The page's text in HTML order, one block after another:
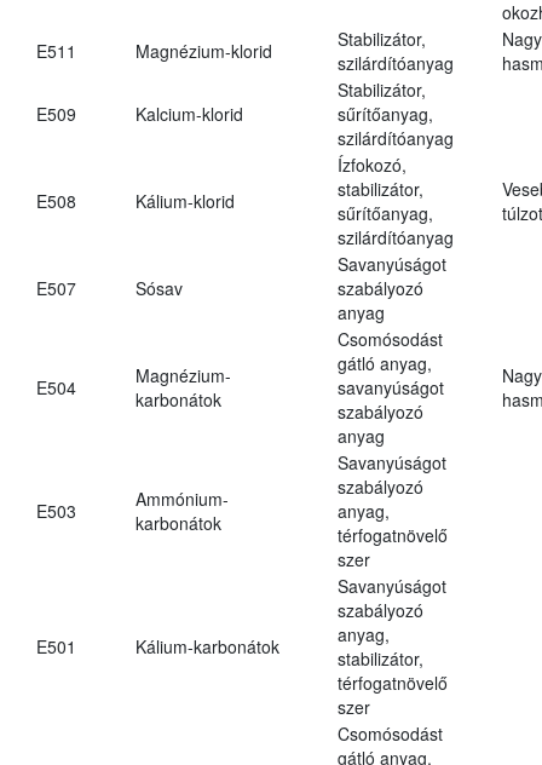
E511
Magnézium-klorid
Stabilizátor,
szilárdítóanyag
E509 Kalcium-klorid
Stabilizátor,
sűrítőanyag,
szilárdítóanyag
E508 Kálium-klorid
Ízfokozó,
stabilizátor,
sűrítőanyag,
szilárdítóanyag
E507 Sósav
Savanyúságot
szabályozó
anyag
E504
Magnézium-
karbonátok
Csomósodást
gátló anyag,
savanyúságot
szabályozó
anyag
E503
Ammónium-
karbonátok
Savanyúságot
szabályozó
anyag,
térfogatnövelő
szer
E501 Kálium-karbonátok
Savanyúságot
szabályozó
anyag,
stabilizátor,
térfogatnövelő
szer
Csomósodást
gátló anyag,